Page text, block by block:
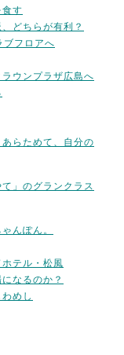
す
どちらが有利？
ブフロアへ
ウンプラザ広島へ
らためて、自分の
」のグランクラス
んぽん。
テル・松風
なるのか？
めし